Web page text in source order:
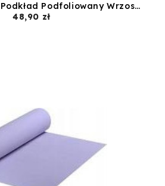
Weber & Weber - Podkład Podfoliowany Wrzosowy - 60x50
48,90 złCena